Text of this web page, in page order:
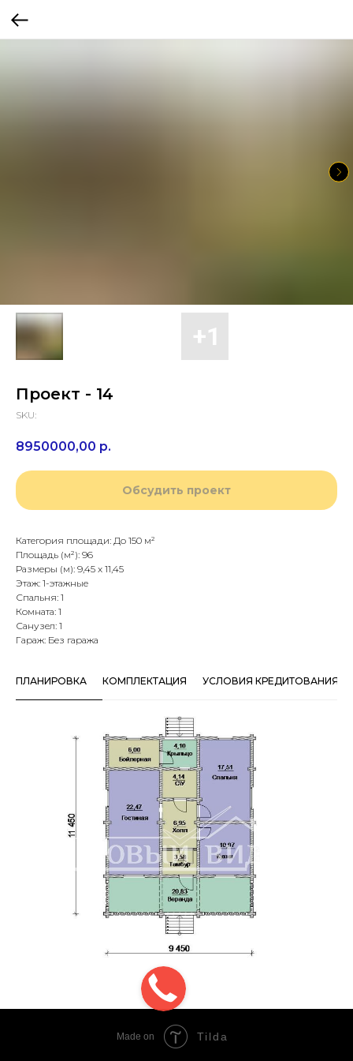
Проект - 14
SKU:
8950000,00 р.
Обсудить проект
Категория площади: До 150 м²
Площадь (м²): 96
Размеры (м): 9,45 х 11,45
Этаж: 1-этажные
Спальня: 1
Комната: 1
Санузел: 1
Гараж: Без гаража
ПЛАНИРОВКА КОМПЛЕКТАЦИЯ УСЛОВИЯ КРЕДИТОВАНИЯ
Made on Tilda